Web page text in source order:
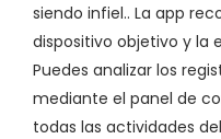
siendo infiel.. La app
dispositivo objetivo y la
Puedes analizar los
mediante el panel de
todas las actividades